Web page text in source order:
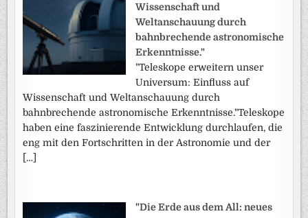
Wissenschaft und
Weltanschauung durch
bahnbrechende astronomische
Erkenntnisse."
"Teleskope erweitern unser
Universum: Einfluss auf
Wissenschaft und Weltanschauung durch
bahnbrechende astronomische Erkenntnisse."Teleskope
haben eine faszinierende Entwicklung durchlaufen, die
eng mit den Fortschritten in der Astronomie und der
[…]
"Die Erde aus dem All: neues